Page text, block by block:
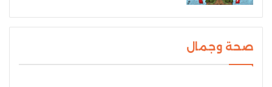
صحة وجمال